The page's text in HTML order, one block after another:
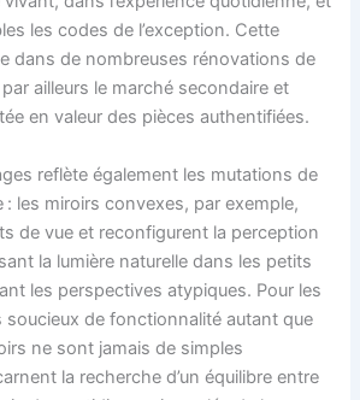
les codes de l’exception. Cette
dans de nombreuses rénovations de
ailleurs le marché secondaire et
en valeur des pièces authentifiées.
reflète également les mutations de
: les miroirs convexes, par exemple,
de vue et reconfigurent la perception
la lumière naturelle dans les petits
les perspectives atypiques. Pour les
soucieux de fonctionnalité autant que
ne sont jamais de simples
la recherche d’un équilibre entre